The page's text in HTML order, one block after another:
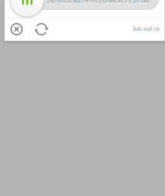
hao.sud.cn